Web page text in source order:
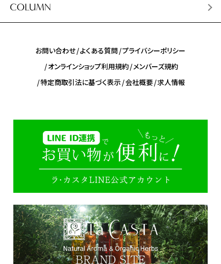
COLUMN
お問い合わせ よくある質問 プライバシーポリシー
オンラインショップ利用規約 メンバーズ規約
特定商取引法に基づく表示 会社概要 求人情報